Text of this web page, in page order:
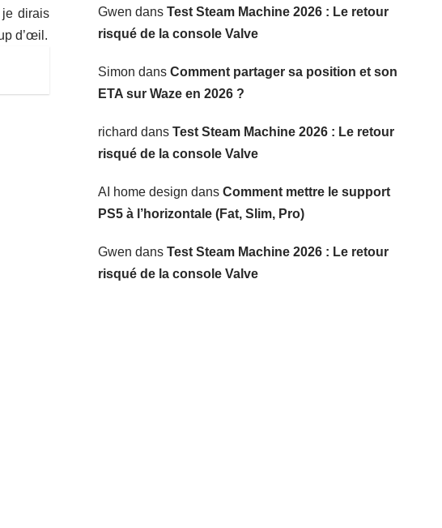
dirais
d’œil.
Gwen dans Test Steam Machine 2026 : Le retour
risqué de la console Valve
Simon dans Comment partager sa position et son
ETA sur Waze en 2026 ?
richard dans Test Steam Machine 2026 : Le retour
risqué de la console Valve
AI home design dans Comment mettre le support
PS5 à l’horizontale (Fat, Slim, Pro)
Gwen dans Test Steam Machine 2026 : Le retour
risqué de la console Valve